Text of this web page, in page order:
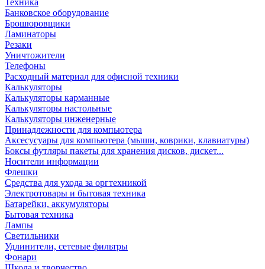
Техника
Банковское оборудование
Брошюровщики
Ламинаторы
Резаки
Уничтожители
Телефоны
Расходный материал для офисной техники
Калькуляторы
Калькуляторы карманные
Калькуляторы настольные
Калькуляторы инженерные
Принадлежности для компьютера
Аксесусуары для компьютера (мыши, коврики, клавиатуры)
Боксы футляры пакеты для хранения дисков, дискет...
Носители информации
Флешки
Средства для ухода за оргтехникой
Электротовары и бытовая техника
Батарейки, аккумуляторы
Бытовая техника
Лампы
Светильники
Удлинители, сетевые фильтры
Фонари